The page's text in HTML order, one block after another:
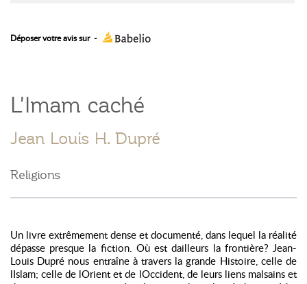
Déposer votre avis sur -
L'Imam caché
Jean Louis H. Dupré
Religions
Un livre extrêmement dense et documenté, dans lequel la réalité
dépasse presque la fiction. Où est dailleurs la frontière? Jean-
Louis Dupré nous entraîne à travers la grande Histoire, celle de
lIslam; celle de lOrient et de lOccident, de leurs liens malsains et